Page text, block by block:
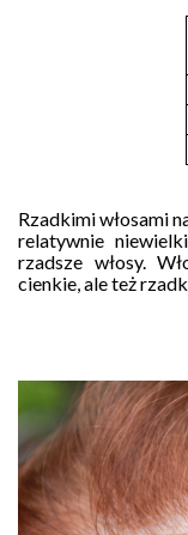
Rzadkimi włosami
relatywnie
rzadsze włosy.
cienkie, ale też